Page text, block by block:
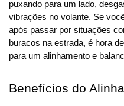
puxando para um lado,
vibrações no volante. Se
após passar por situações
buracos na estrada, é hora
para um alinhamento e
Benefícios do